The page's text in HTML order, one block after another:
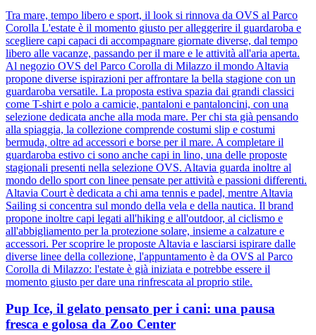
Tra mare, tempo libero e sport, il look si rinnova da OVS al Parco
Corolla L'estate è il momento giusto per alleggerire il guardaroba e
scegliere capi capaci di accompagnare giornate diverse, dal tempo
libero alle vacanze, passando per il mare e le attività all'aria aperta.
Al negozio OVS del Parco Corolla di Milazzo il mondo Altavia
propone diverse ispirazioni per affrontare la bella stagione con un
guardaroba versatile. La proposta estiva spazia dai grandi classici
come T-shirt e polo a camicie, pantaloni e pantaloncini, con una
selezione dedicata anche alla moda mare. Per chi sta già pensando
alla spiaggia, la collezione comprende costumi slip e costumi
bermuda, oltre ad accessori e borse per il mare. A completare il
guardaroba estivo ci sono anche capi in lino, una delle proposte
stagionali presenti nella selezione OVS. Altavia guarda inoltre al
mondo dello sport con linee pensate per attività e passioni differenti.
Altavia Court è dedicata a chi ama tennis e padel, mentre Altavia
Sailing si concentra sul mondo della vela e della nautica. Il brand
propone inoltre capi legati all'hiking e all'outdoor, al ciclismo e
all'abbigliamento per la protezione solare, insieme a calzature e
accessori. Per scoprire le proposte Altavia e lasciarsi ispirare dalle
diverse linee della collezione, l'appuntamento è da OVS al Parco
Corolla di Milazzo: l'estate è già iniziata e potrebbe essere il
momento giusto per dare una rinfrescata al proprio stile.
Pup Ice, il gelato pensato per i cani: una pausa
fresca e golosa da Zoo Center